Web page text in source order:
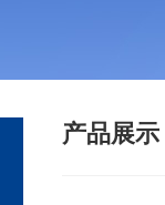
产品展示